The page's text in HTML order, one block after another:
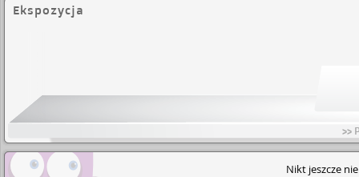
Ekspozycja
>>
Nikt jeszcze